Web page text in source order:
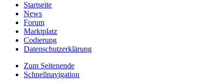
Startseite
News
Forum
Marktplatz
Codierung
Datenschutzerklärung
Zum Seitenende
Schnellnavigation